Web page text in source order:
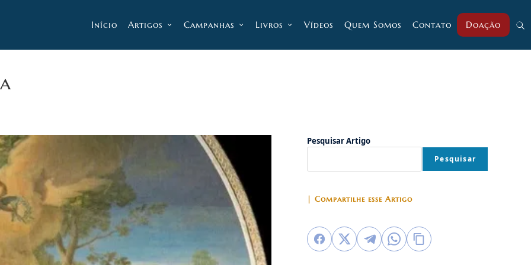
Início Artigos Campanhas Livros Vídeos Quem Somos Contato Doação
Pesquisar Artigo
Pesquisar
| Compartilhe esse Artigo